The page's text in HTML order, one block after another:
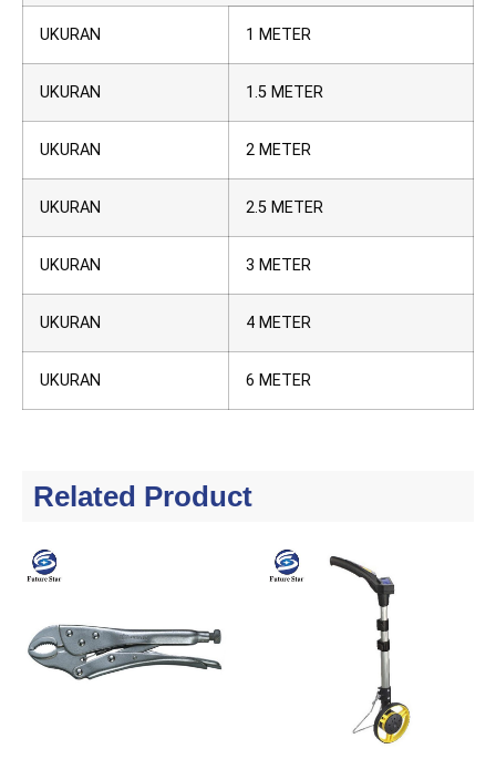
UKURAN 1 METER
UKURAN 1.5 METER
UKURAN 2 METER
UKURAN 2.5 METER
UKURAN 3 METER
UKURAN 4 METER
UKURAN 6 METER
Related Product